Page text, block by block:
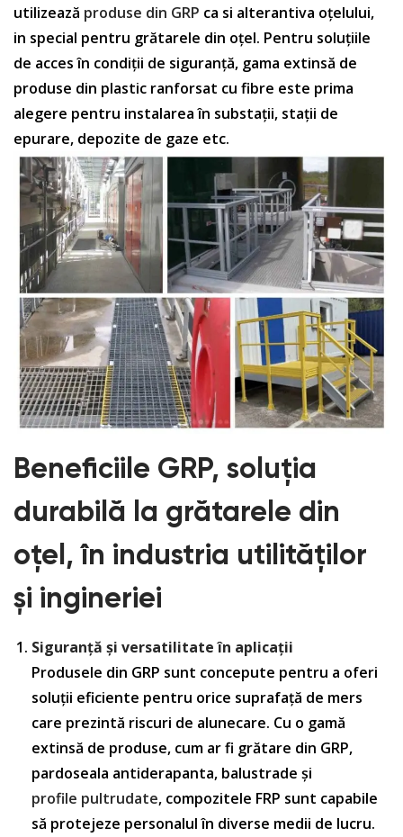
utilizează produse din GRP ca si alterantiva oțelului,
in special pentru grătarele din oțel. Pentru soluțiile
de acces în condiții de siguranță, gama extinsă de
produse din plastic ranforsat cu fibre este prima
alegere pentru instalarea în substații, stații de
epurare, depozite de gaze etc.
Beneficiile GRP, soluția
durabilă la grătarele din
oțel, în industria utilităților
și ingineriei
Siguranță și versatilitate în aplicații
Produsele din GRP sunt concepute pentru a oferi
soluții eficiente pentru orice suprafață de mers
care prezintă riscuri de alunecare. Cu o gamă
extinsă de produse, cum ar fi grătare din GRP,
pardoseala antiderapanta, balustrade și
profile pultrudate, compozitele FRP sunt capabile
să protejeze personalul în diverse medii de lucru.